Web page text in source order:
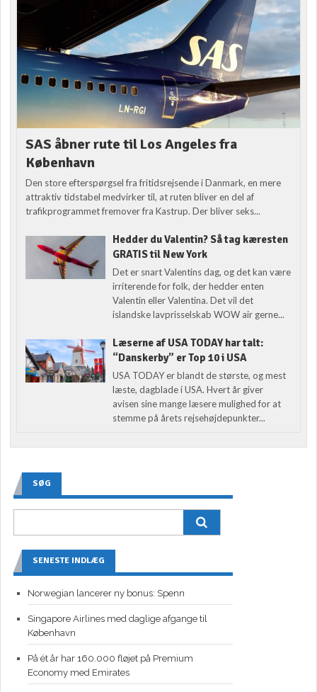
SAS åbner rute til Los Angeles fra
København
Den store efterspørgsel fra fritidsrejsende i Danmark, en mere
attraktiv tidstabel medvirker til, at ruten bliver en del af
trafikprogrammet fremover fra Kastrup. Der bliver seks...
Hedder du Valentin? Så tag kæresten
GRATIS til New York
Det er snart Valentins dag, og det kan være
irriterende for folk, der hedder enten
Valentin eller Valentina. Det vil det
islandske lavprisselskab WOW air gerne...
Læserne af USA TODAY har talt:
“Danskerby” er Top 10 i USA
USA TODAY er blandt de største, og mest
læste, dagblade i USA. Hvert år giver
avisen sine mange læsere mulighed for at
stemme på årets rejsehøjdepunkter...
SØG
SENESTE INDLÆG
Norwegian lancerer ny bonus: Spenn
Singapore Airlines med daglige afgange til
København
På ét år har 160.000 fløjet på Premium
Economy med Emirates